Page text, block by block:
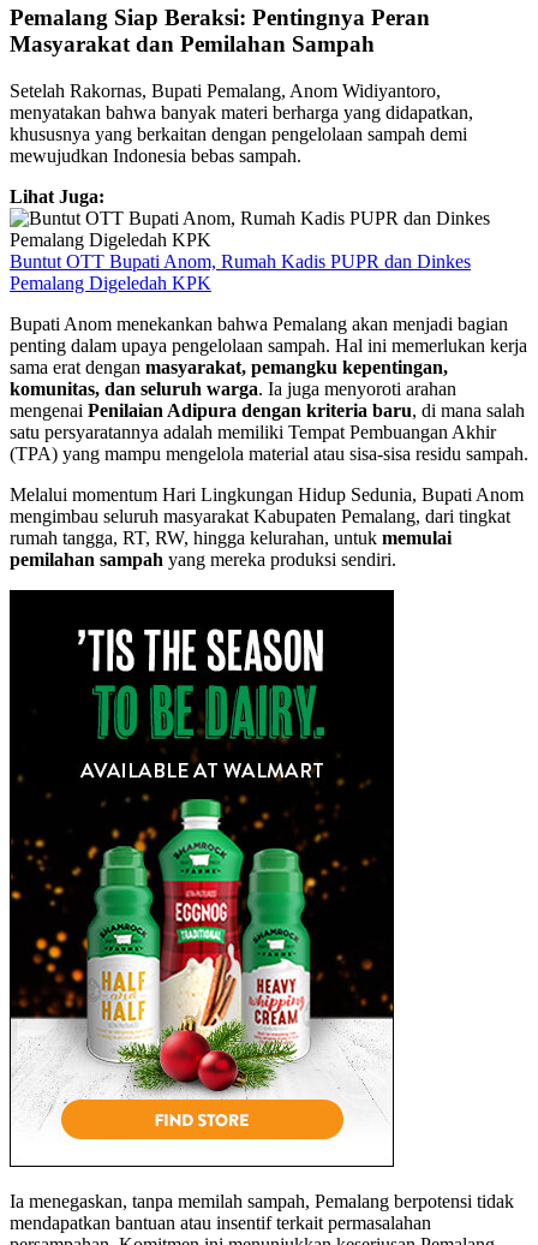
Pemalang Siap Beraksi: Pentingnya Peran
Masyarakat dan Pemilahan Sampah
Setelah Rakornas, Bupati Pemalang, Anom Widiyantoro,
menyatakan bahwa banyak materi berharga yang didapatkan,
khususnya yang berkaitan dengan pengelolaan sampah demi
mewujudkan Indonesia bebas sampah.
Lihat Juga:
Buntut OTT Bupati Anom, Rumah Kadis PUPR dan Dinkes
Pemalang Digeledah KPK
Bupati Anom menekankan bahwa Pemalang akan menjadi bagian
penting dalam upaya pengelolaan sampah. Hal ini memerlukan kerja
sama erat dengan masyarakat, pemangku kepentingan,
komunitas, dan seluruh warga. Ia juga menyoroti arahan
mengenai Penilaian Adipura dengan kriteria baru, di mana salah
satu persyaratannya adalah memiliki Tempat Pembuangan Akhir
(TPA) yang mampu mengelola material atau sisa-sisa residu sampah.
Melalui momentum Hari Lingkungan Hidup Sedunia, Bupati Anom
mengimbau seluruh masyarakat Kabupaten Pemalang, dari tingkat
rumah tangga, RT, RW, hingga kelurahan, untuk memulai
pemilahan sampah yang mereka produksi sendiri.
Ia menegaskan, tanpa memilah sampah, Pemalang berpotensi tidak
mendapatkan bantuan atau insentif terkait permasalahan